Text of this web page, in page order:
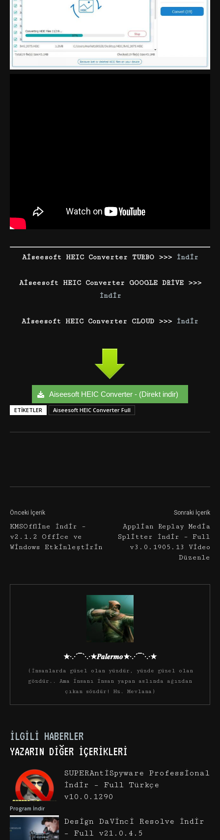
Aiseesoft HEIC Converter TURBO >>>İndir
Aiseesoft HEIC Converter GOOGLE DRİVE >>>
İndir
Aiseesoft HEIC Converter CLOUD >>> İndir
Aiseesoft HEIC Converter - (Direkt indir)
ETIKETLER Aiseesoft HEIC Converter Full
Önceki İçerik
KMSOffline İndir –
v2.1.2 Office ve
Windows Etkinleştirin
Sonraki İçerik
Applian Replay Media
Splitter İndir – Full
v3.0.1905.13 Video
Düzenle
★·.·´¯`·.·★𝑷𝒂𝒍𝒆𝒓𝒎𝒐★·.·´¯`·.·★
(İnsanlarda güzel olan yüzdür, yüzde güzel olan
gözdür.. Ama insanı insan yapan aslında ağızdan
çıkan sözdür! Hz. Mevlana)
İLGILI HABERLER
YAZARIN DIĞER İÇERIKLERI
Program İndir
SUPERAntiSpyware Professional
İndir – Full Türkçe
v10.0.1290
Design DaVinci Resolve İndir
– Full v21.0.4.5